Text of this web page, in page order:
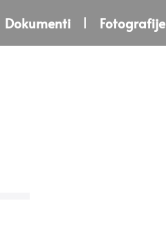
Dokumenti Fotografije